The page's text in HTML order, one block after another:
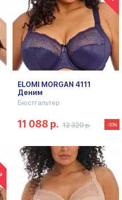
ELOMI MORGAN 4111
Деним
Бюстгальтер
11 088 р. 12 320 р. -10%